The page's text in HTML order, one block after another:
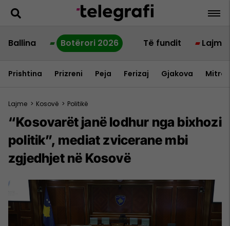
Ballina Botërori 2026 Të fundit Lajme
Prishtina Prizreni Peja Ferizaj Gjakova
Lajme > Kosovë > Politikë
“Kosovarët janë lodhur nga bixhozi
politik”, mediat zvicerane mbi
zgjedhjet në Kosovë